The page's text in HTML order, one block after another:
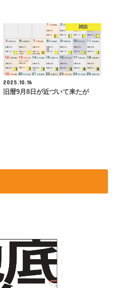
雑談
2025.10.16
旧暦9月8日が近づいて来たが